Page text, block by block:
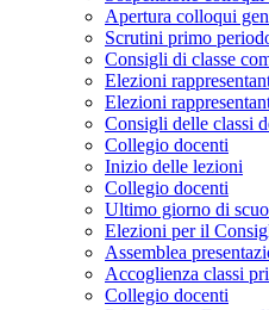
Apertura colloqui
Scrutini primo
Consigli di classe
Elezioni
Elezioni
Consigli delle classi
Collegio docenti
Inizio delle lezioni
Collegio docenti
Ultimo giorno di
Elezioni per il
Assemblea
Accoglienza classi
Collegio docenti